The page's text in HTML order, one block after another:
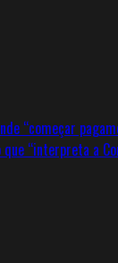
“começar
“interpreta a